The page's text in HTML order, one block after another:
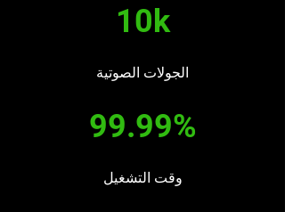
10k
الجولات الصوتية
99.99%
وقت التشغيل